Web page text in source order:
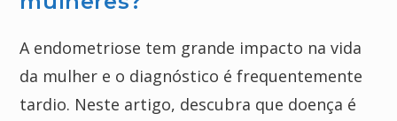
A endometriose tem grande impacto na vida
da mulher e o diagnóstico é frequentemente
tardio. Neste artigo, descubra que doença é